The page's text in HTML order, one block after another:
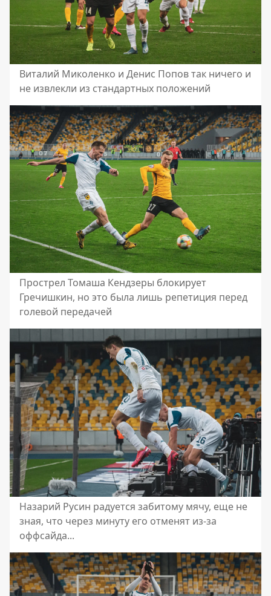
Виталий Миколенко и Денис Попов так ничего и
не извлекли из стандартных положений
Прострел Томаша Кендзеры блокирует
Гречишкин, но это была лишь репетиция перед
голевой передачей
Назарий Русин радуется забитому мячу, еще не
зная, что через минуту его отменят из-за
оффсайда...